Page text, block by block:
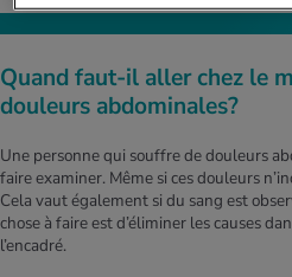
Quand faut-il aller chez le
douleurs abdominales?
Une personne qui souffre de douleurs
faire examiner. Même si ces douleurs
Cela vaut également si du sang est
chose à faire est d’éliminer les causes
l’encadré.